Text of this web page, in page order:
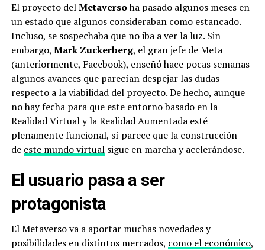
El proyecto delMetaversoha pasado algunos meses en
un estado que algunos consideraban como estancado.
Incluso, se sospechaba que no iba a ver la luz. Sin
embargo, Mark Zuckerberg, el gran jefe de Meta
(anteriormente, Facebook), enseñó hace pocas semanas
algunos avances que parecían despejar las dudas
respecto a la viabilidad del proyecto. De hecho, aunque
no hay fecha para que este entorno basado en la
Realidad Virtual y la Realidad Aumentada esté
plenamente funcional, sí parece que la construcción
de este mundo virtualsigue en marcha y acelerándose.
El usuario pasa a ser
protagonista
El Metaverso va a aportar muchas novedades y
posibilidades en distintos mercados, como el económico,